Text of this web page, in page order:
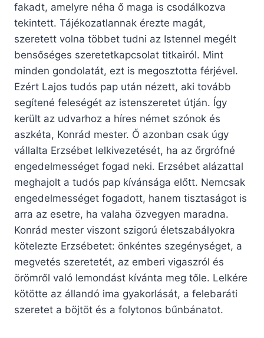
fakadt, amelyre néha ő maga is csodálkozva
tekintett. Tájékozatlannak érezte magát,
szeretett volna többet tudni az Istennel megélt
bensőséges szeretetkapcsolat titkairól. Mint
minden gondolatát, ezt is megosztotta férjével.
Ezért Lajos tudós pap után nézett, aki tovább
segítené feleségét az istenszeretet útján. Így
került az udvarhoz a híres német szónok és
aszkéta, Konrád mester. Ő azonban csak úgy
vállalta Erzsébet lelkivezetését, ha az őrgrófné
engedelmességet fogad neki. Erzsébet alázattal
meghajolt a tudós pap kívánsága előtt. Nemcsak
engedelmességet fogadott, hanem tisztaságot is
arra az esetre, ha valaha özvegyen maradna.
Konrád mester viszont szigorú életszabályokra
kötelezte Erzsébetet: önkéntes szegénységet, a
megvetés szeretetét, az emberi vigaszról és
örömről való lemondást kívánta meg tőle. Lelkére
kötötte az állandó ima gyakorlását, a felebaráti
szeretet a böjtöt és a folytonos bűnbánatot.